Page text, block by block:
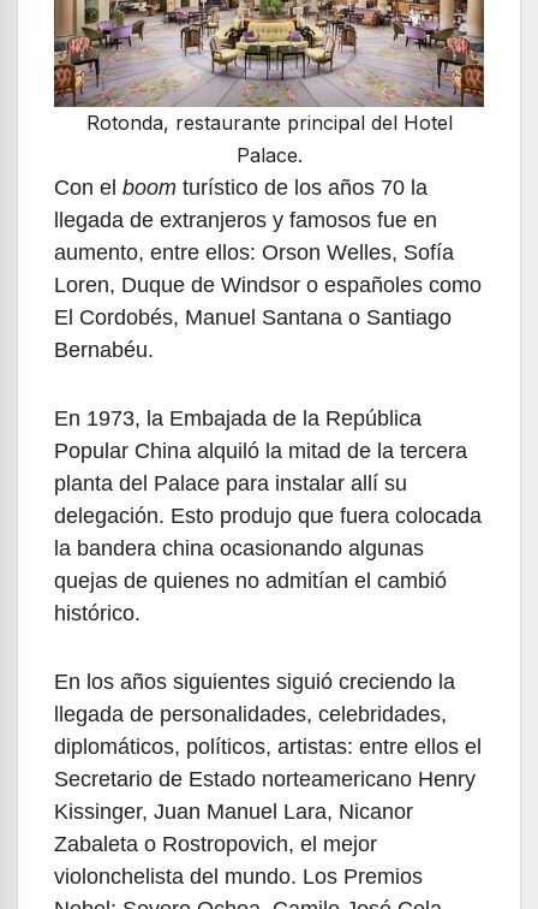
Rotonda, restaurante principal del Hotel
Palace.
Con el boom turístico de los años 70 la
llegada de extranjeros y famosos fue en
aumento, entre ellos: Orson Welles, Sofía
Loren, Duque de Windsor o españoles como
El Cordobés, Manuel Santana o Santiago
Bernabéu.
En 1973, la Embajada de la República
Popular China alquiló la mitad de la tercera
planta del Palace para instalar allí su
delegación. Esto produjo que fuera colocada
la bandera china ocasionando algunas
quejas de quienes no admitían el cambió
histórico.
En los años siguientes siguió creciendo la
llegada de personalidades, celebridades,
diplomáticos, políticos, artistas: entre ellos el
Secretario de Estado norteamericano Henry
Kissinger, Juan Manuel Lara, Nicanor
Zabaleta o Rostropovich, el mejor
violonchelista del mundo. Los Premios